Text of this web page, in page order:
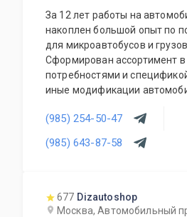
За 12 лет работы на
накоплен большой опыт по
для микроавтобусов и
Сформирован ассортимент в
потребностями и
иные модификации
коммерческих автомобилей
модификаций: Mercedes
Sprinter, Vario, Atego,
Качественная продукция и
(985) 254-50-47
(985) 643-87-58
677 Dizautoshop
Москва, Автомобильный